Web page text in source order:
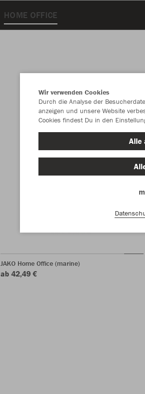
HOME OFFICE
JAKO Home Office (marine)
ab 42,49 €
Wir verwenden Cookies
Durch die Analyse der
anzeigen und unsere Website
Cookies findest Du in den
Alle